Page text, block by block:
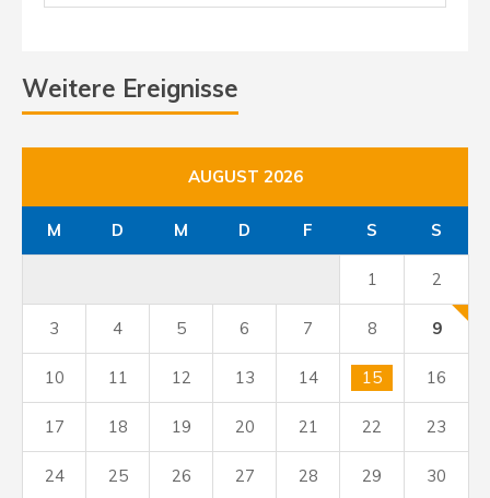
Weitere Ereignisse
AUGUST 2026
M D M D F S S
1 2
3 4 5 6 7 8 9
10 11 12 13 14 15 16
17 18 19 20 21 22 23
24 25 26 27 28 29 30